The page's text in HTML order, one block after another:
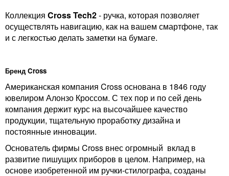
Коллекция Cross Tech2- ручка, которая позволяет
осуществлять навигацию, как на вашем смартфоне, так
и с легкостью делать заметки на бумаге.
Бренд Cross
Американская компания Cross основана в 1846 году
ювелиром Алонзо Кроссом. С тех пор и по сей день
компания держит курс на высочайшее качество
продукции, тщательную проработку дизайна и
постоянные инновации.
Основатель фирмы Cross внес огромный вклад в
развитие пишущих приборов в целом. Например, на
основе изобретенной им ручки-стилографа, созданы